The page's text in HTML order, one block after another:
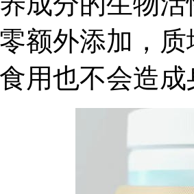
额外添加，
用也不会造